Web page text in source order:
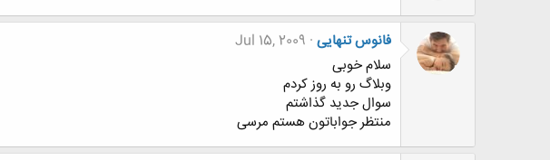
فانوس تنهایی Jul 15, 2009
سلام خوبی
وبلاگ رو به روز کردم
سوال جدید گذاشتم
منتظر جواباتون هستم مرسی